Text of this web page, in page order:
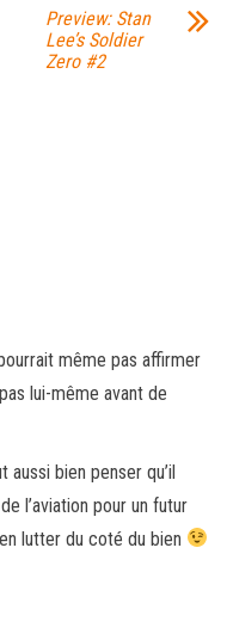
Preview: Stan
Lee’s Soldier
Zero #2
même pas affirmer
lui-même avant de
bien penser qu’il
l’aviation pour un futur
lutter du coté du bien